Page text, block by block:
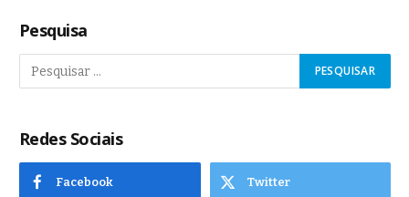
Pesquisa
Redes Sociais
Facebook Twitter